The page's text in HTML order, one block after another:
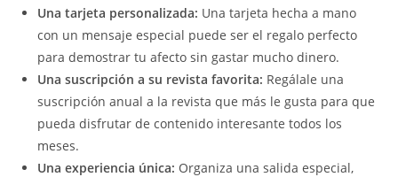
Una tarjeta personalizada: Una tarjeta hecha a mano
con un mensaje especial puede ser el regalo perfecto
para demostrar tu afecto sin gastar mucho dinero.
Una suscripción a su revista favorita: Regálale una
suscripción anual a la revista que más le gusta para que
pueda disfrutar de contenido interesante todos los
meses.
Una experiencia única: Organiza una salida especial,